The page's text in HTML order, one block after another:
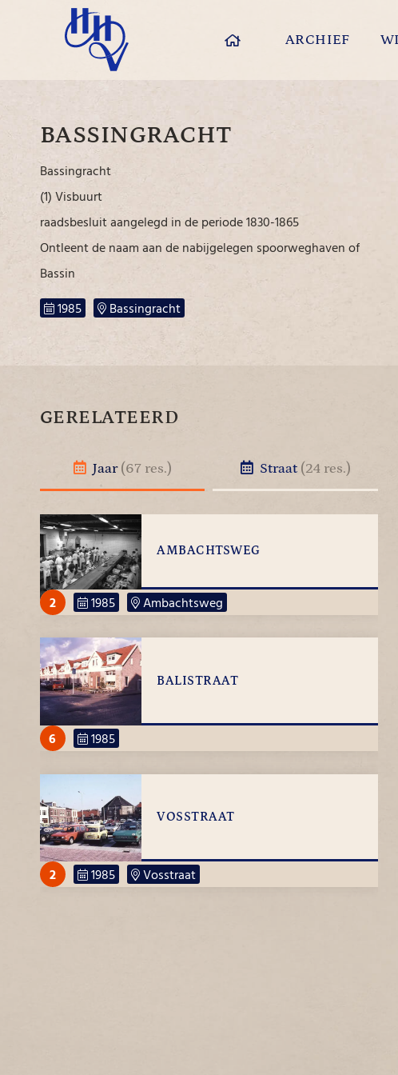
ARCHIEF
BASSINGRACHT
Bassingracht
(1) Visbuurt
raadsbesluit aangelegd in de periode 1830-1865
Ontleent de naam aan de nabijgelegen spoorweghaven of
Bassin
1985
Bassingracht
GERELATEERD
Jaar (67 res.) Straat (24 res.)
AMBACHTSWEG
2 1985 Ambachtsweg
BALISTRAAT
6 1985
VOSSTRAAT
2 1985 Vosstraat